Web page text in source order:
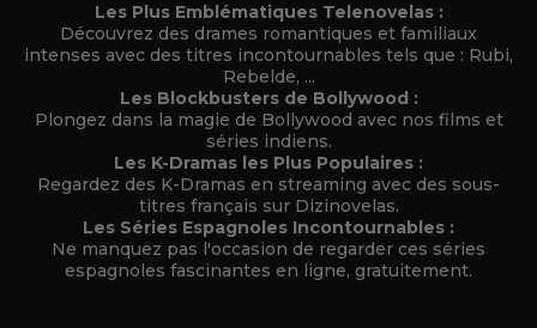
Les Plus Emblématiques Telenovelas :
Découvrez des drames romantiques et familiaux
intenses avec des titres incontournables tels que : Rubi,
Rebelde, ...
Les Blockbusters de Bollywood :
Plongez dans la magie de Bollywood avec nos films et
séries indiens.
Les K-Dramas les Plus Populaires :
Regardez des K-Dramas en streaming avec des sous-
titres français sur Dizinovelas.
Les Séries Espagnoles Incontournables :
Ne manquez pas l'occasion de regarder ces séries
espagnoles fascinantes en ligne, gratuitement.